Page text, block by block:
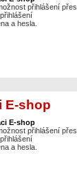
přihlášení přes
a hesla.
E-shop
E-shop
přihlášení přes
a hesla.